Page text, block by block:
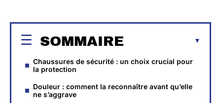
SOMMAIRE
Chaussures de sécurité : un choix crucial pour
la protection
Douleur : comment la reconnaître avant qu’elle
ne s’aggrave